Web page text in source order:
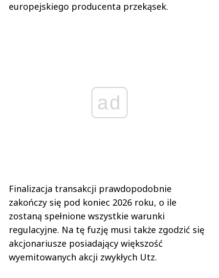
europejskiego producenta przekąsek.
ad
Finalizacja transakcji prawdopodobnie
zakończy się pod koniec 2026 roku, o ile
zostaną spełnione wszystkie warunki
regulacyjne. Na tę fuzję musi także zgodzić się
akcjonariusze posiadający większość
wyemitowanych akcji zwykłych Utz.